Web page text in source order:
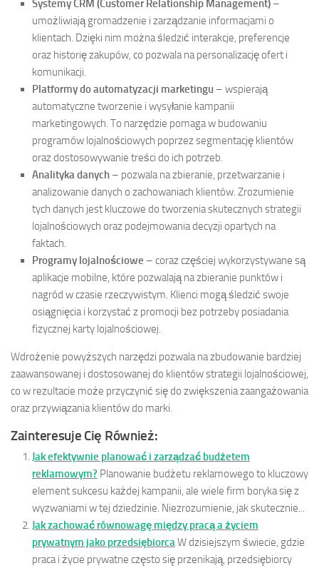
Systemy CRM (Customer Relationship Management) –
umożliwiają gromadzenie i zarządzanie informacjami o
klientach. Dzięki nim można śledzić interakcje, preferencje
oraz historię zakupów, co pozwala na personalizację ofert i
komunikacji.
Platformy do automatyzacji marketingu – wspierają
automatyczne tworzenie i wysyłanie kampanii
marketingowych. To narzędzie pomaga w budowaniu
programów lojalnościowych poprzez segmentację klientów
oraz dostosowywanie treści do ich potrzeb.
Analityka danych – pozwala na zbieranie, przetwarzanie i
analizowanie danych o zachowaniach klientów. Zrozumienie
tych danych jest kluczowe do tworzenia skutecznych strategii
lojalnościowych oraz podejmowania decyzji opartych na
faktach.
Programy lojalnościowe – coraz częściej wykorzystywane są
aplikacje mobilne, które pozwalają na zbieranie punktów i
nagród w czasie rzeczywistym. Klienci mogą śledzić swoje
osiągnięcia i korzystać z promocji bez potrzeby posiadania
fizycznej karty lojalnościowej.
Wdrożenie powyższych narzędzi pozwala na zbudowanie bardziej
zaawansowanej i dostosowanej do klientów strategii lojalnościowej,
co w rezultacie może przyczynić się do zwiększenia zaangażowania
oraz przywiązania klientów do marki.
Zainteresuje Cię Również:
Jak efektywnie planować i zarządzać budżetem
reklamowym? Planowanie budżetu reklamowego to kluczowy
element sukcesu każdej kampanii, ale wiele firm boryka się z
wyzwaniami w tej dziedzinie. Niezrozumienie, jak skutecznie...
Jak zachować równowagę między pracą a życiem
prywatnym jako przedsiębiorcaW dzisiejszym świecie, gdzie
praca i życie prywatne często się przenikają, przedsiębiorcy